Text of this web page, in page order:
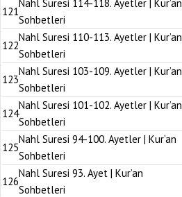
121
Nahl Suresi 114-118. Ayetler | Kur’an
Sohbetleri
122
Nahl Suresi 110-113. Ayetler | Kur’an
Sohbetleri
123
Nahl Suresi 103-109. Ayetler | Kur’an
Sohbetleri
124
Nahl Suresi 101-102. Ayetler | Kur’an
Sohbetleri
125
Nahl Suresi 94-100. Ayetler | Kur’an
Sohbetleri
126
Nahl Suresi 93. Ayet | Kur’an
Sohbetleri